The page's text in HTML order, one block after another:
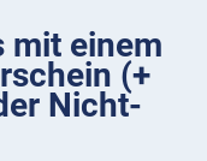
mit einem
(+
Nicht-